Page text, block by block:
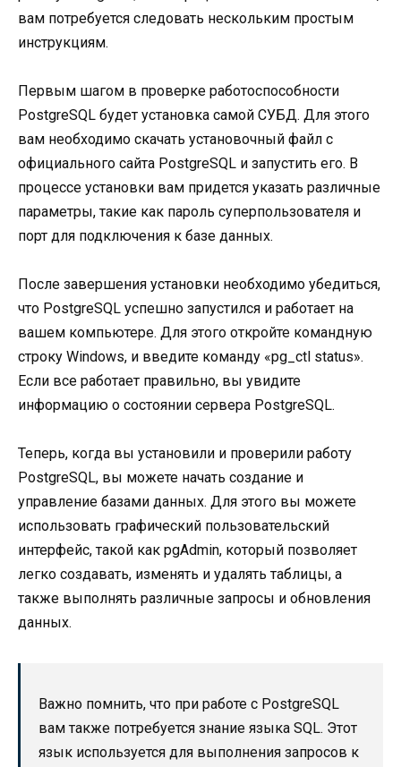
вам потребуется следовать нескольким простым
инструкциям.
Первым шагом в проверке работоспособности
PostgreSQL будет установка самой СУБД. Для этого
вам необходимо скачать установочный файл с
официального сайта PostgreSQL и запустить его. В
процессе установки вам придется указать различные
параметры, такие как пароль суперпользователя и
порт для подключения к базе данных.
После завершения установки необходимо убедиться,
что PostgreSQL успешно запустился и работает на
вашем компьютере. Для этого откройте командную
строку Windows, и введите команду «pg_ctl status».
Если все работает правильно, вы увидите
информацию о состоянии сервера PostgreSQL.
Теперь, когда вы установили и проверили работу
PostgreSQL, вы можете начать создание и
управление базами данных. Для этого вы можете
использовать графический пользовательский
интерфейс, такой как pgAdmin, который позволяет
легко создавать, изменять и удалять таблицы, а
также выполнять различные запросы и обновления
данных.
Важно помнить, что при работе с PostgreSQL
вам также потребуется знание языка SQL. Этот
язык используется для выполнения запросов к